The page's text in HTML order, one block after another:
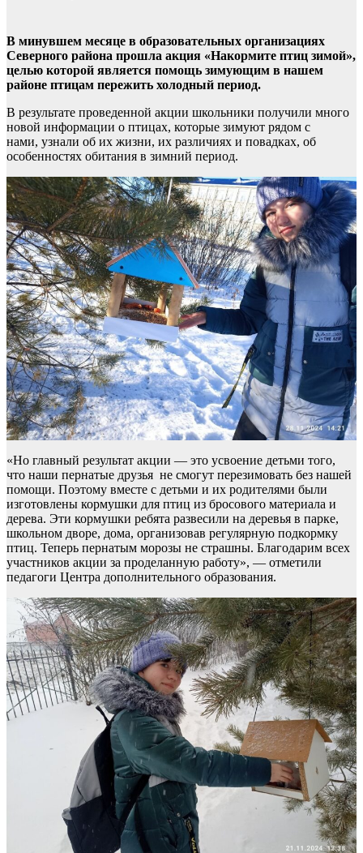
В минувшем месяце в образовательных организациях
Северного района прошла акция «Накормите птиц зимой»,
целью которой является помощь зимующим в нашем
районе птицам пережить холодный период.
В результате проведенной акции школьники получили много
новой информации о птицах, которые зимуют рядом с
нами, узнали об их жизни, их различиях и повадках, об
особенностях обитания в зимний период.
«Но главный результат акции — это усвоение детьми того,
что наши пернатые друзья не смогут перезимовать без нашей
помощи. Поэтому вместе с детьми и их родителями были
изготовлены кормушки для птиц из бросового материала и
дерева. Эти кормушки ребята развесили на деревья в парке,
школьном дворе, дома, организовав регулярную подкормку
птиц. Теперь пернатым морозы не страшны. Благодарим всех
участников акции за проделанную работу», — отметили
педагоги Центра дополнительного образования.